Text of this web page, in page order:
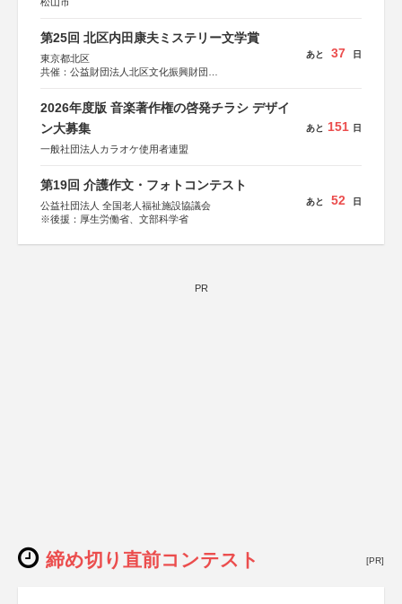
第25回 北区内田康夫ミステリー文学賞
東京都北区
共催：公益財団法人北区文化振興財団
協賛：株式会社実業之日本社
あと 37 日
2026年度版 音楽著作権の啓発チラシ デザイ
ン大募集
一般社団法人カラオケ使用者連盟
あと 151 日
第19回 介護作文・フォトコンテスト
公益社団法人 全国老人福祉施設協議会
※後援：厚生労働省、文部科学省
あと 52 日
PR
締め切り直前コンテスト [PR]